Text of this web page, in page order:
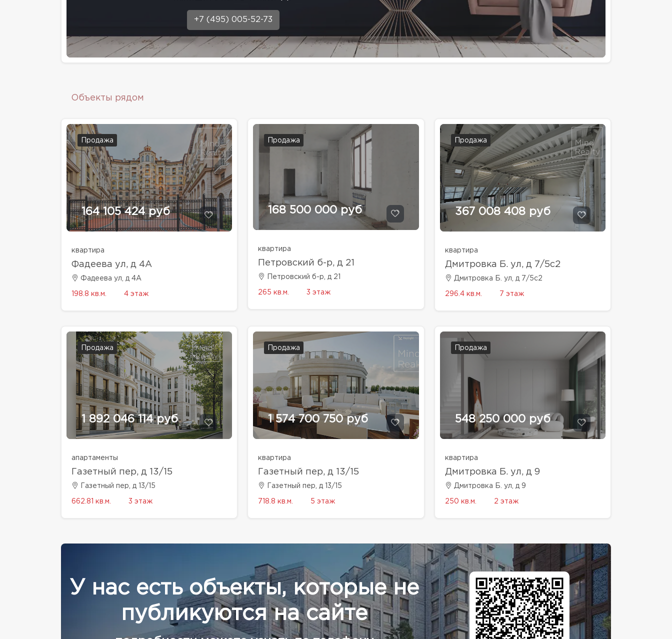
+7 (495) 005-52-73
Объекты рядом
Продажа
164 105 424 руб
квартира
Фадеева ул, д 4A
Фадеева ул, д 4A
198.8 кв.м. 4 этаж
Продажа
168 500 000 руб
квартира
Петровский б-р, д 21
Петровский б-р, д 21
265 кв.м. 3 этаж
Продажа
367 008 408 руб
квартира
Дмитровка Б. ул, д 7/5с2
Дмитровка Б. ул, д 7/5с2
296.4 кв.м. 7 этаж
Продажа
1 892 046 114 руб
апартаменты
Газетный пер, д 13/15
Газетный пер, д 13/15
662.81 кв.м. 3 этаж
Продажа
1 574 700 750 руб
квартира
Газетный пер, д 13/15
Газетный пер, д 13/15
718.8 кв.м. 5 этаж
Продажа
548 250 000 руб
квартира
Дмитровка Б. ул, д 9
Дмитровка Б. ул, д 9
250 кв.м. 2 этаж
У нас есть объекты, которые не
публикуются на сайте